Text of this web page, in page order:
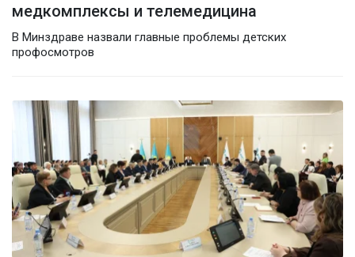
медкомплексы и телемедицина
В Минздраве назвали главные проблемы детских
профосмотров